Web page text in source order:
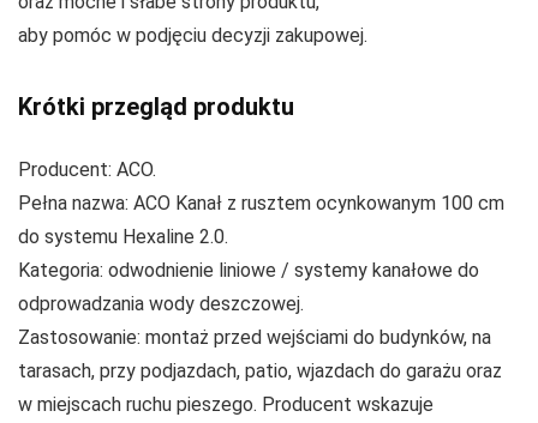
aby pomóc w podjęciu decyzji zakupowej.
Krótki przegląd produktu
Producent: ACO.
Pełna nazwa: ACO Kanał z rusztem ocynkowanym 100 cm
do systemu Hexaline 2.0.
Kategoria: odwodnienie liniowe / systemy kanałowe do
odprowadzania wody deszczowej.
Zastosowanie: montaż przed wejściami do budynków, na
tarasach, przy podjazdach, patio, wjazdach do garażu oraz
w miejscach ruchu pieszego. Producent wskazuje